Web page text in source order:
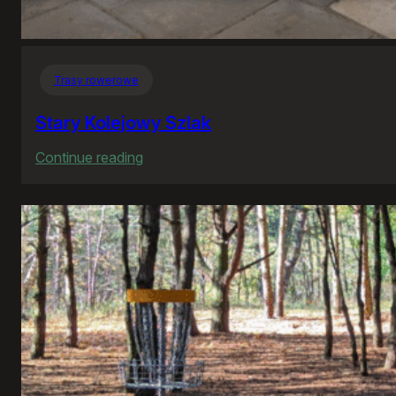
Trasy rowerowe
Stary Kolejowy Szlak
Continue reading
Kolejowy
Szlak